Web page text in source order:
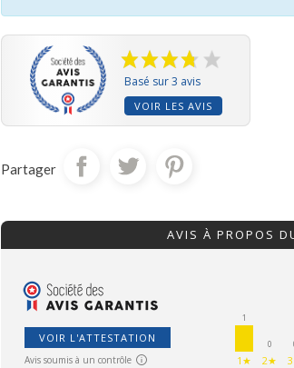
Basé sur 3 avis
VOIR LES AVIS
Partager
AVIS À PROPOS
VOIR L'ATTESTATION
Avis soumis à un contrôle
1
1★
0
2★